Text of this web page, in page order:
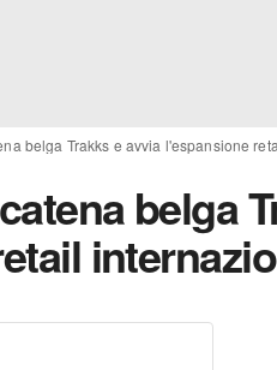
belga Trakks e avvia l'espansione
belga